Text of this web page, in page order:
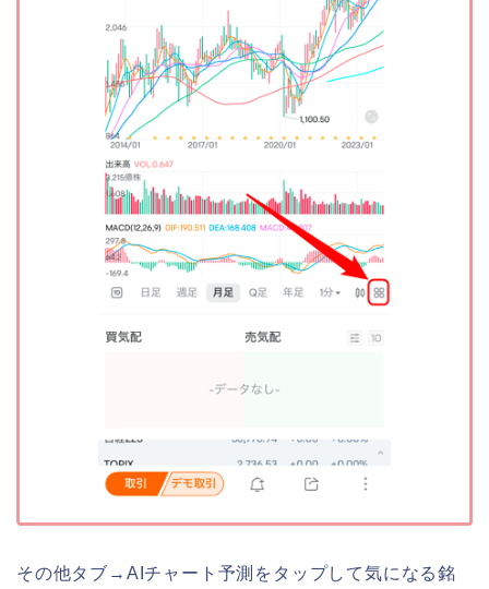
その他タブ→AIチャート予測をタップして気になる銘